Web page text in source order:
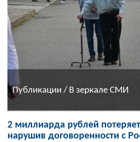
Публикации / В зеркале СМИ
2 миллиарда рублей
нарушив договоренности с